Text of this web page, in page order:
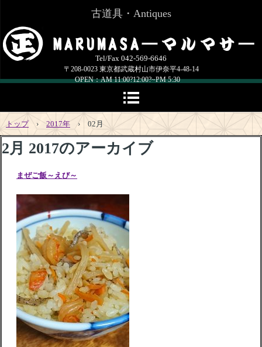
古道具・Antiques
Tel/Fax 042-569-6646
〒208-0023 東京都武蔵村山市伊奈平4-48-14
OPEN：AM 11:00?12:00?~PM 5:30
定休日：火・水曜日,他、お知らせを確認してください
closed on Tuesdays,Wednesdays.and other.Please check [information]
トップ › 2017年 › 02月
2月 2017のアーカイブ
まぜご飯～えび～